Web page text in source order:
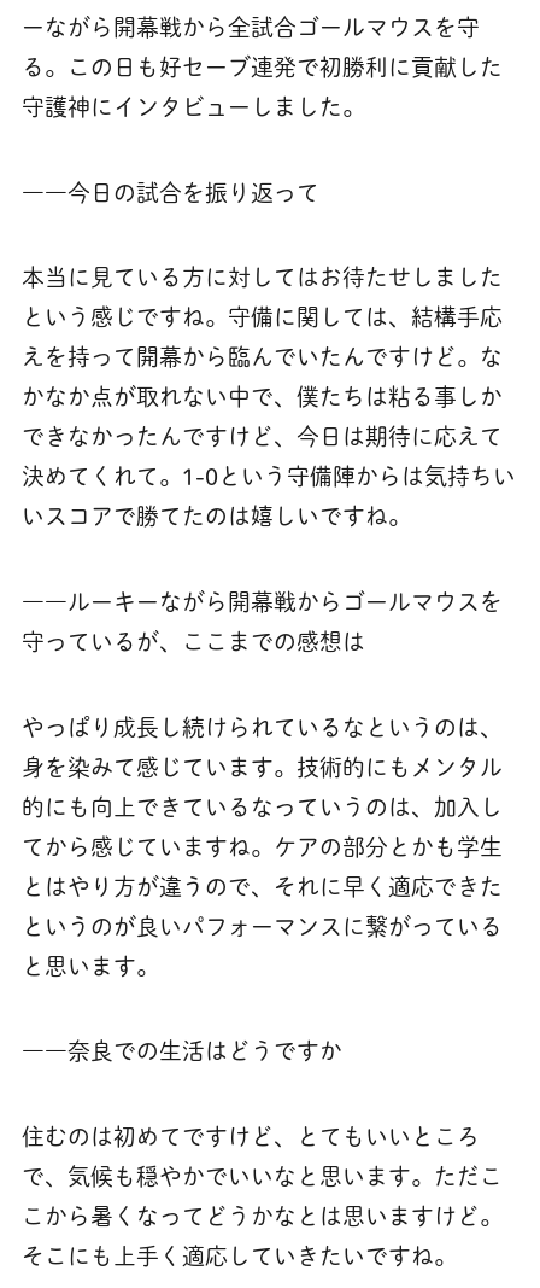
ーながら開幕戦から全試合ゴールマウスを守
る。この日も好セーブ連発で初勝利に貢献した
守護神にインタビューしました。
――今日の試合を振り返って
本当に見ている方に対してはお待たせしました
という感じですね。守備に関しては、結構手応
えを持って開幕から臨んでいたんですけど。な
かなか点が取れない中で、僕たちは粘る事しか
できなかったんですけど、今日は期待に応えて
決めてくれて。1-0という守備陣からは気持ちい
いスコアで勝てたのは嬉しいですね。
――ルーキーながら開幕戦からゴールマウスを
守っているが、ここまでの感想は
やっぱり成長し続けられているなというのは、
身を染みて感じています。技術的にもメンタル
的にも向上できているなっていうのは、加入し
てから感じていますね。ケアの部分とかも学生
とはやり方が違うので、それに早く適応できた
というのが良いパフォーマンスに繋がっている
と思います。
――奈良での生活はどうですか
住むのは初めてですけど、とてもいいところ
で、気候も穏やかでいいなと思います。ただこ
こから暑くなってどうかなとは思いますけど。
そこにも上手く適応していきたいですね。